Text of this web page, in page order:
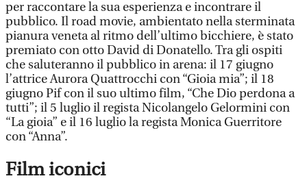
per raccontare la sua esperienza e incontrare il
pubblico. Il road movie, ambientato nella sterminata
pianura veneta al ritmo dell’ultimo bicchiere, è stato
premiato con otto David di Donatello. Tra gli ospiti
che saluteranno il pubblico in arena: il 17 giugno
l’attrice Aurora Quattrocchi con “Gioia mia”; il 18
giugno Pif con il suo ultimo film, “Che Dio perdona a
tutti”; il 5 luglio il regista Nicolangelo Gelormini con
“La gioia” e il 16 luglio la regista Monica Guerritore
con “Anna”.
Film iconici